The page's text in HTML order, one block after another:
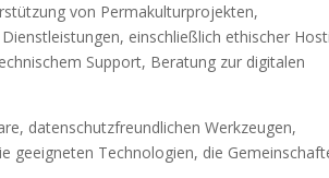
von Permakulturprojekten,
einschließlich ethischer
Support, Beratung zur digitalen
datenschutzfreundlichen Werkzeugen,
geeigneten Technologien, die